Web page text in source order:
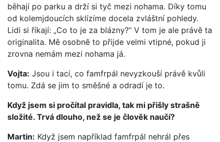
běhají po parku a drží si tyč mezi nohama. Díky tomu
od kolemjdoucích sklízíme docela zvláštní pohledy.
Lidi si říkají: „Co to je za blázny?“ V tom je ale právě ta
originalita. Mě osobně to přijde velmi vtipné, pokud ji
zrovna nemám mezi nohama já.
Vojta: Jsou i tací, co famfrpál nevyzkouší právě kvůli
tomu. Zdá se jim to směšné a odradí je to.
Když jsem si pročítal pravidla, tak mi přišly strašně
složité. Trvá dlouho, než se je člověk naučí?
Martin: Když jsem například famfrpál nehrál přes